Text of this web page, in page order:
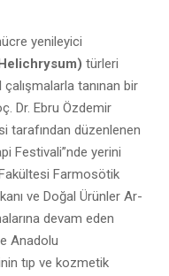
yenileyici
türleri
tanınan bir
Dr. Ebru Özdemir
tarafından düzenlenen
Festivali”nde yerini
Fakültesi Farmosötik
ve Doğal Ürünler Ar-
devam eden
Anadolu
tıp ve kozmetik